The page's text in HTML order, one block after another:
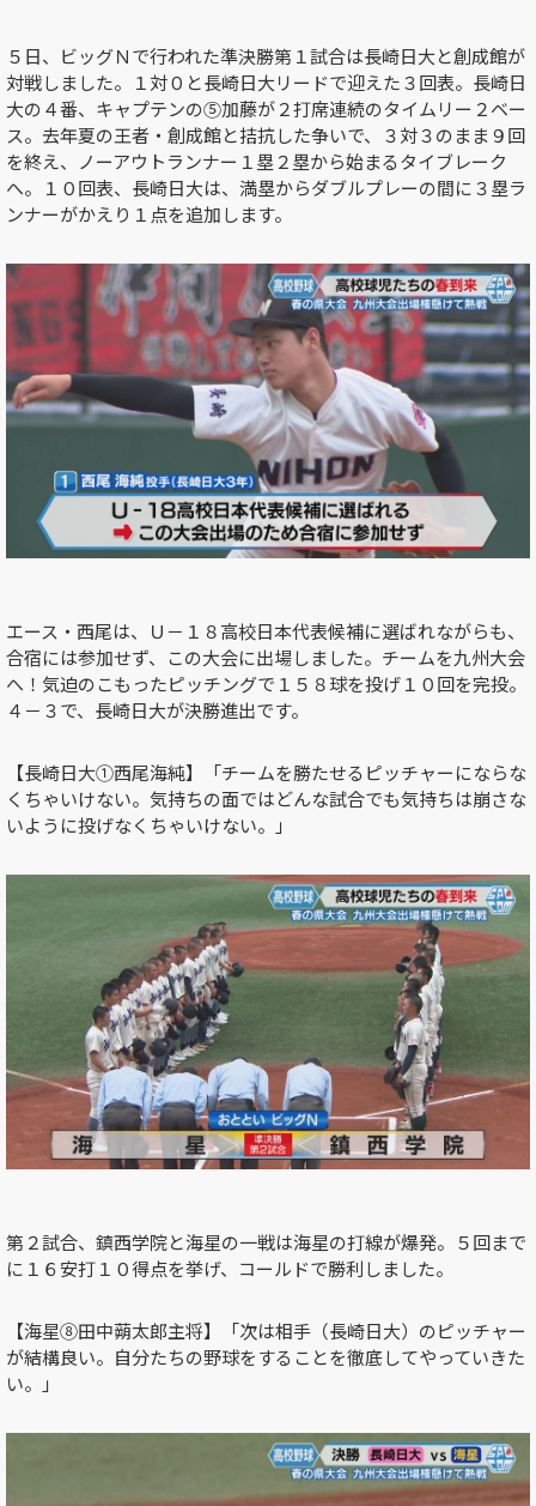
５日、ビッグＮで行われた準決勝第１試合は長崎日大と創成館が
対戦しました。１対０と長崎日大リードで迎えた３回表。長崎日
大の４番、キャプテンの⑤加藤が２打席連続のタイムリー２ベー
ス。去年夏の王者・創成館と拮抗した争いで、３対３のまま９回
を終え、ノーアウトランナー１塁２塁から始まるタイブレーク
へ。１０回表、長崎日大は、満塁からダブルプレーの間に３塁ラ
ンナーがかえり１点を追加します。
エース・西尾は、Ｕ－１８高校日本代表候補に選ばれながらも、
合宿には参加せず、この大会に出場しました。チームを九州大会
へ！気迫のこもったピッチングで１５８球を投げ１０回を完投。
４－３で、長崎日大が決勝進出です。
【長崎日大①西尾海純】「チームを勝たせるピッチャーにならな
くちゃいけない。気持ちの面ではどんな試合でも気持ちは崩さな
いように投げなくちゃいけない。」
第２試合、鎮西学院と海星の一戦は海星の打線が爆発。５回まで
に１６安打１０得点を挙げ、コールドで勝利しました。
【海星⑧田中蒴太郎主将】「次は相手（長崎日大）のピッチャー
が結構良い。自分たちの野球をすることを徹底してやっていきた
い。」